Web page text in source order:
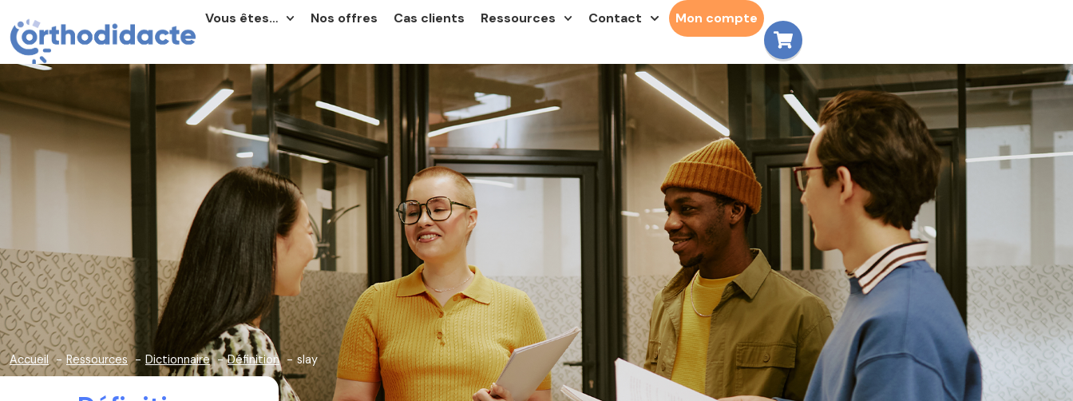
Vous êtes… Nos offres Cas clients Ressources Contact Mon compte
Accueil Ressources Dictionnaire Définition slay